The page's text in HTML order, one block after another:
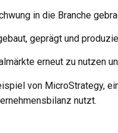
in die Branche
geprägt und
erneut zu nutzen
von MicroStrategy,
nutzt.